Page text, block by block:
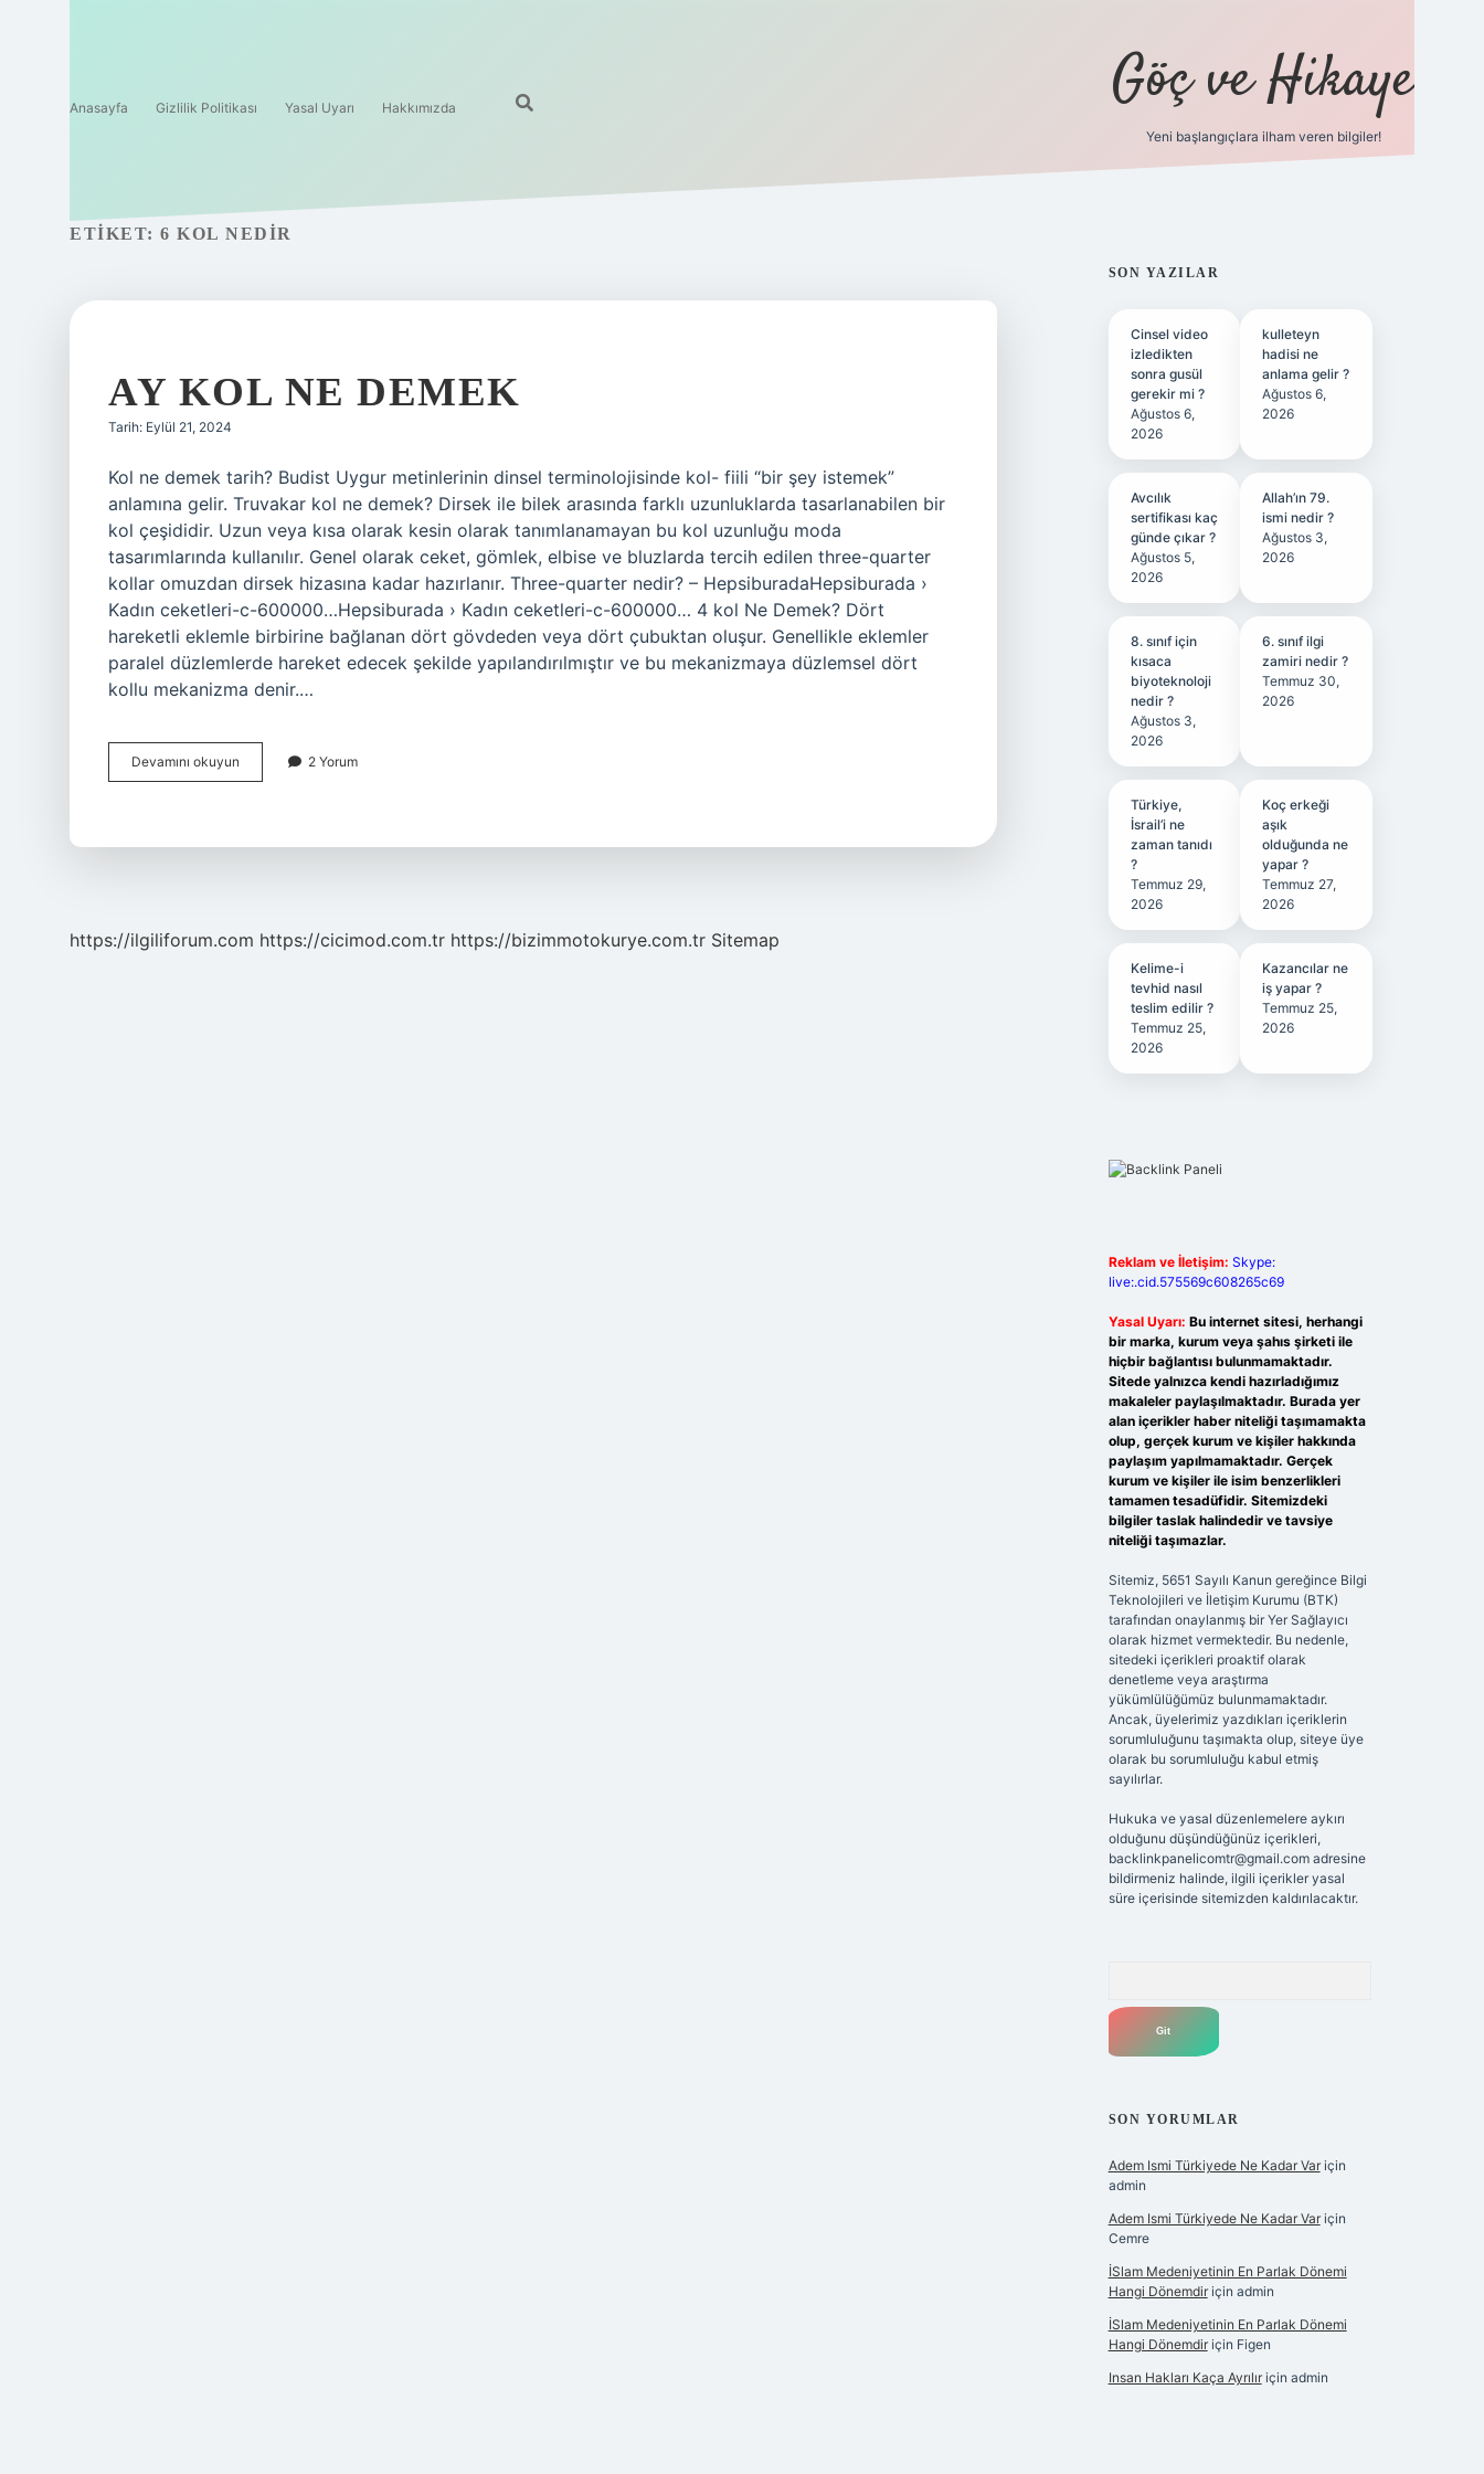
Anasayfa Gizlilik Politikası Yasal Uyarı Hakkımızda Göç ve Hikaye
Yeni başlangıçlara ilham veren bilgiler!
ETIKET: 6 KOL NEDIR
AY KOL NE DEMEK
Tarih: Eylül 21, 2024
Kol ne demek tarih? Budist Uygur metinlerinin dinsel terminolojisinde kol- fiili “bir şey istemek”
anlamına gelir. Truvakar kol ne demek? Dirsek ile bilek arasında farklı uzunluklarda tasarlanabilen bir
kol çeşididir. Uzun veya kısa olarak kesin olarak tanımlanamayan bu kol uzunluğu moda
tasarımlarında kullanılır. Genel olarak ceket, gömlek, elbise ve bluzlarda tercih edilen three-quarter
kollar omuzdan dirsek hizasına kadar hazırlanır. Three-quarter nedir? – HepsiburadaHepsiburada ›
Kadın ceketleri-c-600000…Hepsiburada › Kadın ceketleri-c-600000… 4 kol Ne Demek? Dört
hareketli eklemle birbirine bağlanan dört gövdeden veya dört çubuktan oluşur. Genellikle eklemler
paralel düzlemlerde hareket edecek şekilde yapılandırılmıştır ve bu mekanizmaya düzlemsel dört
kollu mekanizma denir.…
Devamını okuyun
Kol
2 Yorum
https://ilgiliforum.com https://cicimod.com.tr https://bizimmotokurye.com.tr Sitemap
SIDEBAR
SON YAZILAR
Cinsel video
izledikten
sonra gusül
gerekir mi ?
Ağustos 6,
2026
kulleteyn
hadisi ne
anlama gelir ?
Ağustos 6,
2026
Avcılık
sertifikası kaç
günde çıkar ?
Ağustos 5,
2026
Allah’ın 79.
ismi nedir ?
Ağustos 3,
2026
8. sınıf için
kısaca
biyoteknoloji
nedir ?
Ağustos 3,
2026
6. sınıf ilgi
zamiri nedir ?
Temmuz 30,
2026
Türkiye,
İsrail’i ne
zaman tanıdı
?
Temmuz 29,
2026
Koç erkeği
aşık
olduğunda ne
yapar ?
Temmuz 27,
2026
Kelime-i
tevhid nasıl
teslim edilir ?
Temmuz 25,
2026
Kazancılar ne
iş yapar ?
Temmuz 25,
2026
Reklam ve İletişim: Skype:
live:.cid.575569c608265c69
Yasal Uyarı: Bu internet sitesi, herhangi
bir marka, kurum veya şahıs şirketi ile
hiçbir bağlantısı bulunmamaktadır.
Sitede yalnızca kendi hazırladığımız
makaleler paylaşılmaktadır. Burada yer
alan içerikler haber niteliği taşımamakta
olup, gerçek kurum ve kişiler hakkında
paylaşım yapılmamaktadır. Gerçek
kurum ve kişiler ile isim benzerlikleri
tamamen tesadüfidir. Sitemizdeki
bilgiler taslak halindedir ve tavsiye
niteliği taşımazlar.
Sitemiz, 5651 Sayılı Kanun gereğince Bilgi
Teknolojileri ve İletişim Kurumu (BTK)
tarafından onaylanmış bir Yer Sağlayıcı
olarak hizmet vermektedir. Bu nedenle,
sitedeki içerikleri proaktif olarak
denetleme veya araştırma
yükümlülüğümüz bulunmamaktadır.
Ancak, üyelerimiz yazdıkları içeriklerin
sorumluluğunu taşımakta olup, siteye üye
olarak bu sorumluluğu kabul etmiş
sayılırlar.
Hukuka ve yasal düzenlemelere aykırı
olduğunu düşündüğünüz içerikleri,
backlinkpanelicomtr@gmail.comadresine
bildirmeniz halinde, ilgili içerikler yasal
süre içerisinde sitemizden kaldırılacaktır.
SON YORUMLAR
Adem Ismi Türkiyede Ne Kadar Variçin
admin
Adem Ismi Türkiyede Ne Kadar Variçin
Cemre
İSlam Medeniyetinin En Parlak Dönemi
Hangi Dönemdiriçin admin
İSlam Medeniyetinin En Parlak Dönemi
Hangi Dönemdiriçin Figen
Insan Hakları Kaça Ayrılıriçin admin